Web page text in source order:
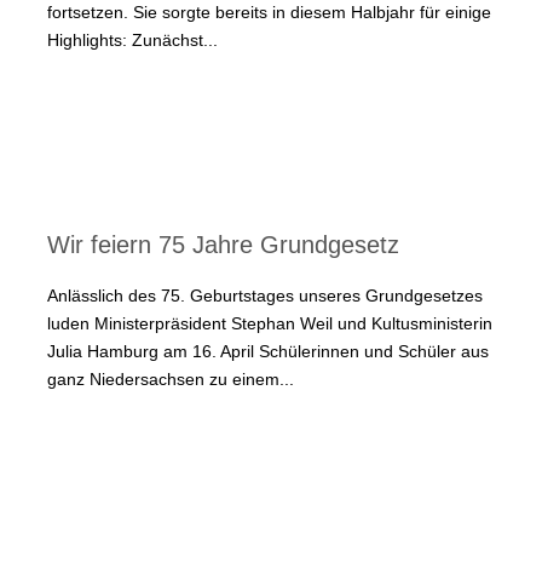
fortsetzen. Sie sorgte bereits in diesem Halbjahr für einige
Highlights: Zunächst...
Wir feiern 75 Jahre Grundgesetz
Anlässlich des 75. Geburtstages unseres Grundgesetzes
luden Ministerpräsident Stephan Weil und Kultusministerin
Julia Hamburg am 16. April Schülerinnen und Schüler aus
ganz Niedersachsen zu einem...